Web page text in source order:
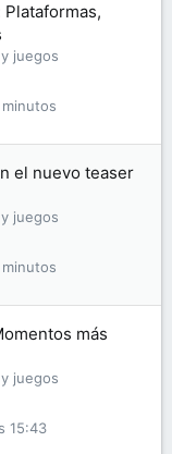
juegos
el nuevo teaser
juegos
más
juegos
15:43